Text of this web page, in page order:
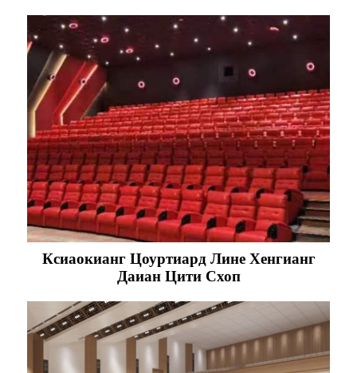
Ксиаокианг Цоуртиард Лине Хенгианг
Даиан Цити Схоп